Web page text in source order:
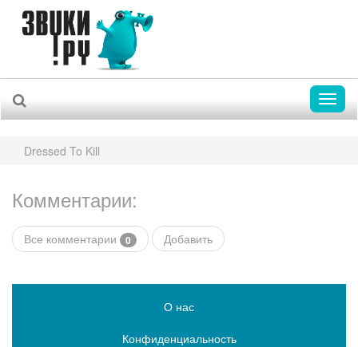
Dressed To Kill
Комментарии:
Все комментарии 0 Добавить
О нас
Конфиденциальность